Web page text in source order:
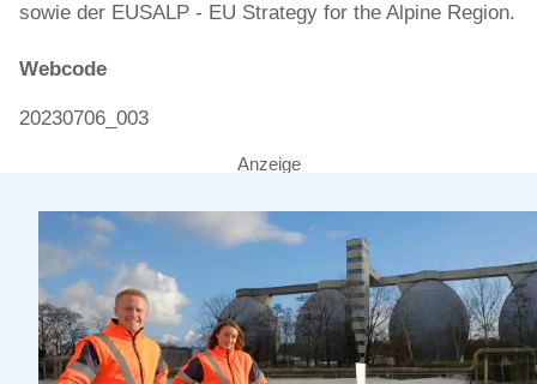
sowie der EUSALP - EU Strategy for the Alpine Region.
Webcode
20230706_003
Anzeige